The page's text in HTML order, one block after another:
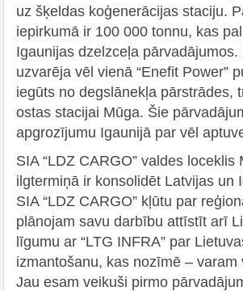
uz šķeldas koģenerācijas staciju.
iepirkumā ir 100 000 tonnu, kas
Igaunijas dzelzceļa
uzvarēja vēl vienā “Enefit Power”
iegūts no degslānekļa pārstrādes,
ostas stacijai Mūga. Šie
apgrozījumu Igaunijā par vēl
SIA “LDZ CARGO” valdes
ilgtermiņā ir konsolidēt Latvijas un
SIA “LDZ CARGO” kļūtu par
plānojam savu darbību attīstīt arī
līgumu ar “LTG INFRA” par
izmantošanu, kas nozīmē –
Jau esam veikuši pirmo